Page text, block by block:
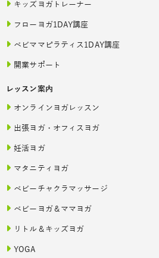
キッズヨガトレーナー
フローヨガ1DAY講座
ベビママピラティス1DAY講座
開業サポート
レッスン案内
オンラインヨガレッスン
出張ヨガ・オフィスヨガ
妊活ヨガ
マタニティヨガ
ベビーチャクラマッサージ
ベビーヨガ＆ママヨガ
リトル＆キッズヨガ
YOGA